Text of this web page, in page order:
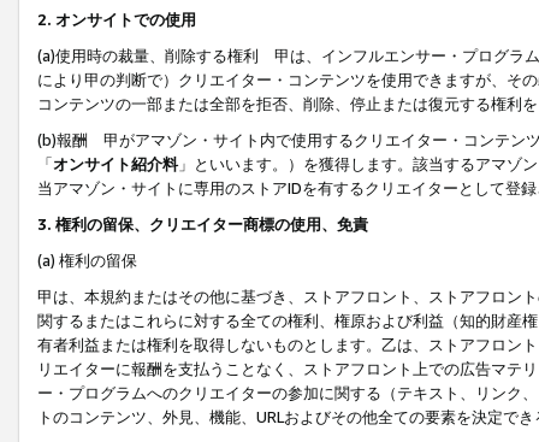
2. オンサイトでの使用
(a)使用時の裁量、削除する権利 甲は、インフルエンサー・プログラ
により甲の判断で）クリエイター・コンテンツを使用できますが、そ
コンテンツの一部または全部を拒否、削除、停止または復元する権利
(b)報酬 甲がアマゾン・サイト内で使用するクリエイター・コンテン
「オンサイト紹介料」といいます。）を獲得します。該当するアマゾ
当アマゾン・サイトに専用のストアIDを有するクリエイターとして登
3. 権利の留保、クリエイター商標の使用、免責
(a) 権利の留保
甲は、本規約またはその他に基づき、ストアフロント、ストアフロン
関するまたはこれらに対する全ての権利、権原および利益（知的財産
有者利益または権利を取得しないものとします。乙は、ストアフロン
リエイターに報酬を支払うことなく、ストアフロント上での広告マテ
ー・プログラムへのクリエイターの参加に関する（テキスト、リンク
トのコンテンツ、外見、機能、URLおよびその他全ての要素を決定で